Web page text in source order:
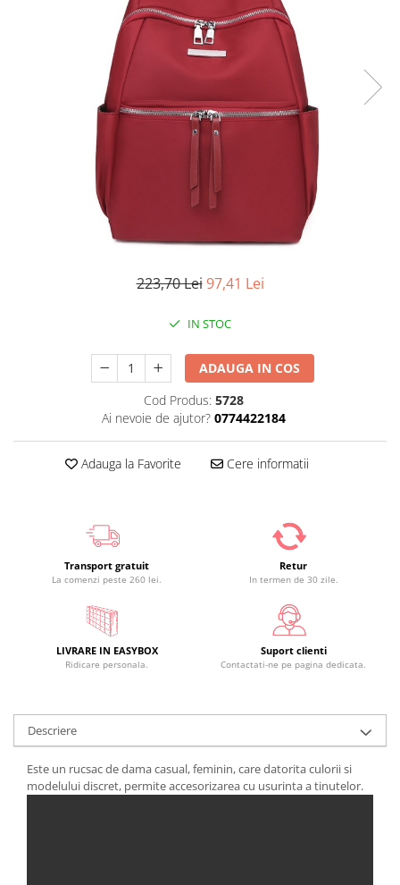
223,70 Lei 97,41 Lei
IN STOC
ADAUGA IN COS
Cod Produs: 5728
Ai nevoie de ajutor? 0774422184
Adauga la Favorite Cere informatii
Transport gratuit
La comenzi peste 260 lei.
Retur
In termen de 30 zile.
LIVRARE IN EASYBOX
Ridicare personala.
Suport clienti
Contactati-ne pe pagina dedicata.
Descriere
Este un rucsac de dama casual, feminin, care datorita culorii si
modelului discret, permite accesorizarea cu usurinta a tinutelor.